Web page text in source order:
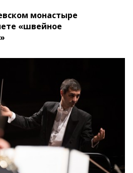
монастыре
«швейное